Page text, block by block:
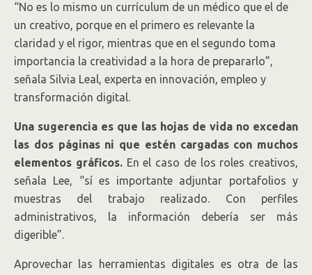
“No es lo mismo un currículum de un médico que el de
un creativo, porque en el primero es relevante la
claridad y el rigor, mientras que en el segundo toma
importancia la creatividad a la hora de prepararlo”,
señala Silvia Leal, experta en innovación, empleo y
transformación digital.
Una sugerencia es que las hojas de vida no excedan
las dos páginas ni que estén cargadas con muchos
elementos gráficos. En el caso de los roles creativos,
señala Lee, “sí es importante adjuntar portafolios y
muestras del trabajo realizado. Con perfiles
administrativos, la información debería ser más
digerible”.
Aprovechar las herramientas digitales es otra de las